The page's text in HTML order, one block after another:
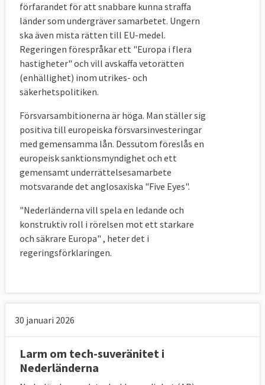
förfarandet för att snabbare kunna straffa
länder som undergräver samarbetet. Ungern
ska även mista rätten till EU-medel.
Regeringen förespråkar ett "Europa i flera
hastigheter" och vill avskaffa vetorätten
(enhällighet) inom utrikes- och
säkerhetspolitiken.
Försvarsambitionerna är höga. Man ställer sig
positiva till europeiska försvarsinvesteringar
med gemensamma lån. Dessutom föreslås en
europeisk sanktionsmyndighet och ett
gemensamt underrättelsesamarbete
motsvarande det anglosaxiska "Five Eyes".
"Nederländerna vill spela en ledande och
konstruktiv roll i rörelsen mot ett starkare
och säkrare Europa" , heter det i
regeringsförklaringen.
30 januari 2026
Larm om tech-suveränitet i
Nederländerna